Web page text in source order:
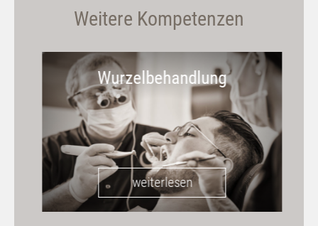
Weitere Kompetenzen
Wurzelbehandlung
weiterlesen